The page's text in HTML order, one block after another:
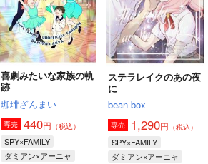
ステラレイクのあの夜
に
bean box
1,290円（税込）
ダミアン×アーニャ
イーデンの林檎
Mt.Mashimoto
700円 （税込）
ダミアン×アーニャ
ブレイクマイケース
麻波麗
須王芦佳
サンプル
カート
ブレイクマイケース
神家×麻波麗
サンプル
カート
喜劇みたいな家族の軌
跡
珈琲ざんまい
専売 440円 （税込）
SPY×FAMILY
ダミアン×アーニャ
ステラレイクのあの夜
に
bean box
専売 1,290円 （税込）
SPY×FAMILY
ダミアン×アーニャ